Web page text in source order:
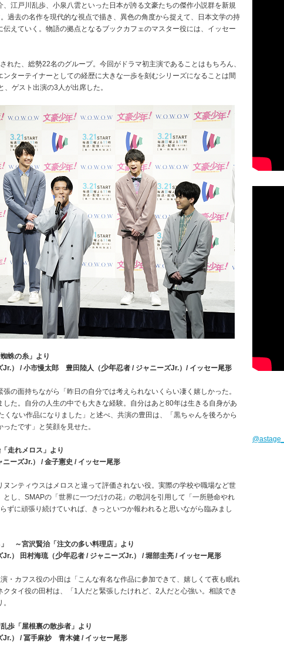
江戸川乱歩、小泉八雲といった日本が誇る文豪たちの傑作小説群を新規
過去の名作を現代的な視点で描き、異色の角度から捉えて、日本文学の持
えていく。物語の拠点となるブックカフェのマスター役には、イッセー
れた、総勢22名のグループ。今回がドラマ初主演であることはもちろん、
ターテイナーとしての経歴に大きな一歩を刻むシリーズになることは間
ゲスト出演の3人が出席した。
蛛の糸」より
Jr.） / 小市慢太郎 豊田陸人（少年忍者 / ジャニーズJr.）/ イッセー尾形
の面持ちながら「昨日の自分では考えられないくらい凄く嬉しかった。
た。自分の人生の中でも大きな経験。自分はあと80年は生きる自身があ
くない作品になりました」と述べ、共演の豊田は、「黒ちゃんを後ろから
たです」と笑顔を見せた。
走れメロス」より
ニーズJr.） / 金子憲史 / イッセー尾形
ンティウスはメロスと違って評価されない役。実際の学校や職場など世
し、SMAPの「世界に一つだけの花」の歌詞を引用して「一所懸命やれ
ずに頑張り続けていれば、きっといつか報われると思いながら臨みまし
～宮沢賢治「注文の多い料理店」より
Jr.） 田村海琉（少年忍者 / ジャニーズJr.） / 堀部圭亮 / イッセー尾形
・カフス役の小田は「こんな有名な作品に参加できて、嬉しくて夜も眠れ
タイ役の田村は、「1人だと緊張したけれど、2人だと心強い。相談でき
「屋根裏の散歩者」より
Jr.） / 冨手麻妙 青木健 / イッセー尾形